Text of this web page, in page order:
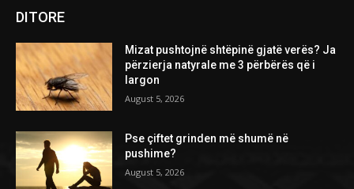
DITORE
Mizat pushtojnë shtëpinë gjatë verës? Ja
përzierja natyrale me 3 përbërës që i
largon
August 5, 2026
Pse çiftet grinden më shumë në
pushime?
August 5, 2026